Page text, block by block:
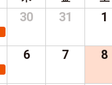
30 31 1
6 7 8